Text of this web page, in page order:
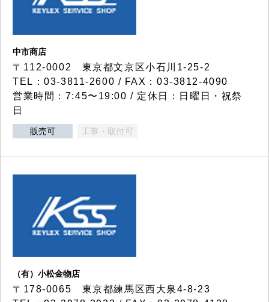
中市商店
〒112-0002 東京都文京区小石川1-25-2
TEL：03-3811-2600 / FAX：03-3812-4090
営業時間：7:45〜19:00 / 定休日：日曜日・祝祭
日
販売可 工事・取付可
（有）小松金物店
〒178-0065 東京都練馬区西大泉4-8-23